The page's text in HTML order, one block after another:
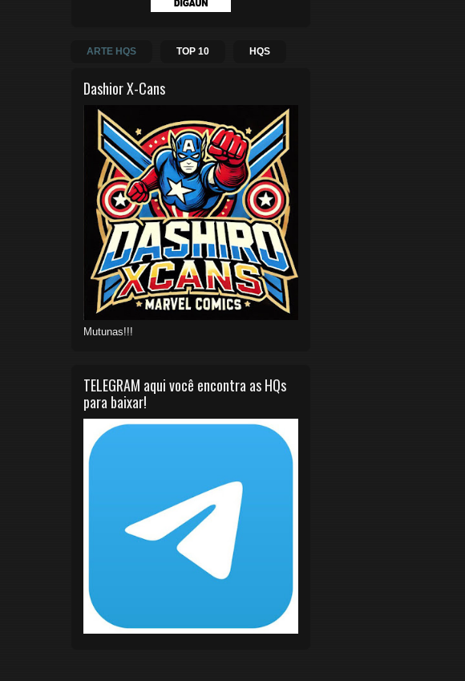
ARTE HQS TOP 10 HQS
Dashior X-Cans
Mutunas!!!
TELEGRAM aqui você encontra as HQs
para baixar!